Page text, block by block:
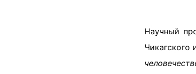
Научный
Чикагского